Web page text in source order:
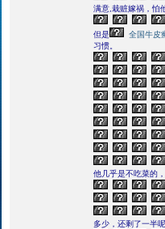
满意,栽赃嫁祸，怕
但是
全国牛皮
习惯。
他几乎是不吃菜的
多少，还剩了一半